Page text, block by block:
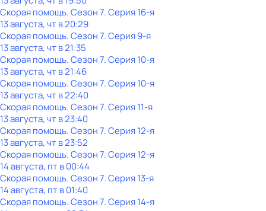
Скорая помощь. Сезон 7. Серия 16-я
13 августа, чт в 20:29
Скорая помощь. Сезон 7. Серия 9-я
13 августа, чт в 21:35
Скорая помощь. Сезон 7. Серия 10-я
13 августа, чт в 21:46
Скорая помощь. Сезон 7. Серия 10-я
13 августа, чт в 22:40
Скорая помощь. Сезон 7. Серия 11-я
13 августа, чт в 23:40
Скорая помощь. Сезон 7. Серия 12-я
13 августа, чт в 23:52
Скорая помощь. Сезон 7. Серия 12-я
14 августа, пт в 00:44
Скорая помощь. Сезон 7. Серия 13-я
14 августа, пт в 01:40
Скорая помощь. Сезон 7. Серия 14-я